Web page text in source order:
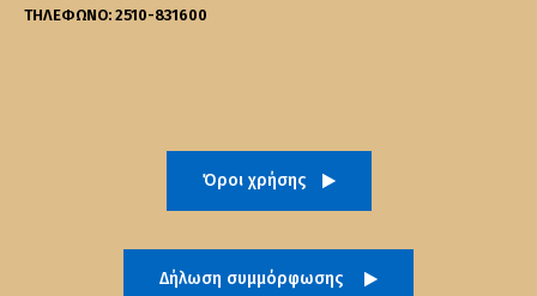
ΤΗΛΕΦΩΝΟ: 2510-831600
Όροι χρήσης
Δήλωση συμμόρφωσης